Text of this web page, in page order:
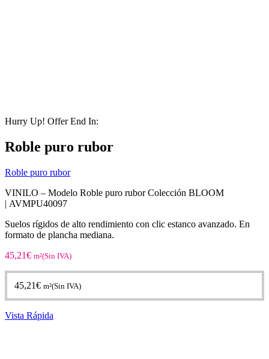
Hurry Up! Offer End In:
Roble puro rubor
Roble puro rubor
VINILO – Modelo Roble puro rubor Colección BLOOM
| AVMPU40097
Suelos rígidos de alto rendimiento con clic estanco avanzado. En
formato de plancha mediana.
45,21€ m²(Sin IVA)
45,21€ m²(Sin IVA)
Vista Rápida